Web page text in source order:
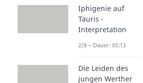
Iphigenie auf
Tauris -
Interpretation
2/8 – Dauer: 05:13
Die Leiden des
jungen Werther